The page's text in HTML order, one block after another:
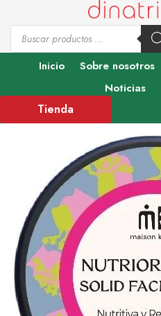
Inicio Sobre nosotros
Noticias
Tienda